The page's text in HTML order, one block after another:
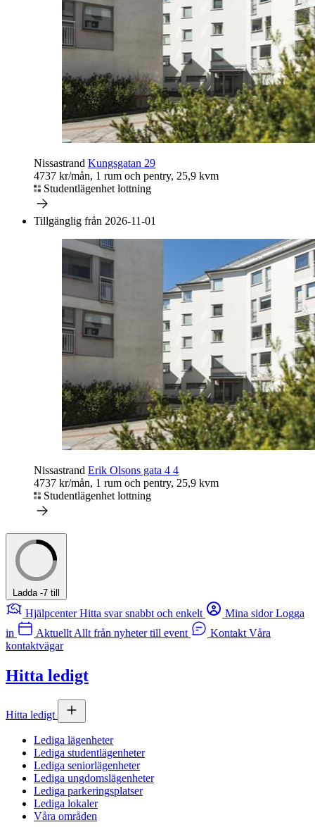
Nissastrand Kungsgatan 29
4737 kr/mån, 1 rum och pentry, 25,9 kvm
Studentlägenhet lottning
Tillgänglig från 2026-11-01
Nissastrand Erik Olsons gata 4 4
4737 kr/mån, 1 rum och pentry, 25,9 kvm
Studentlägenhet lottning
Ladda -7 till
Hjälpcenter Hitta svar snabbt och enkelt Mina sidor Logga
in
Aktuellt Allt från nyheter till event Kontakt Våra
kontaktvägar
Hitta ledigt
Hitta ledigt
Lediga lägenheter
Lediga studentlägenheter
Lediga seniorlägenheter
Lediga ungdomslägenheter
Lediga parkeringsplatser
Lediga lokaler
Våra områden